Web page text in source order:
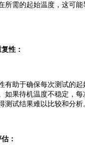
所需的起始温度，这可
性：
助于确保每次测试的起
如果待机温度不稳定，
测试结果难以比较和分析
：